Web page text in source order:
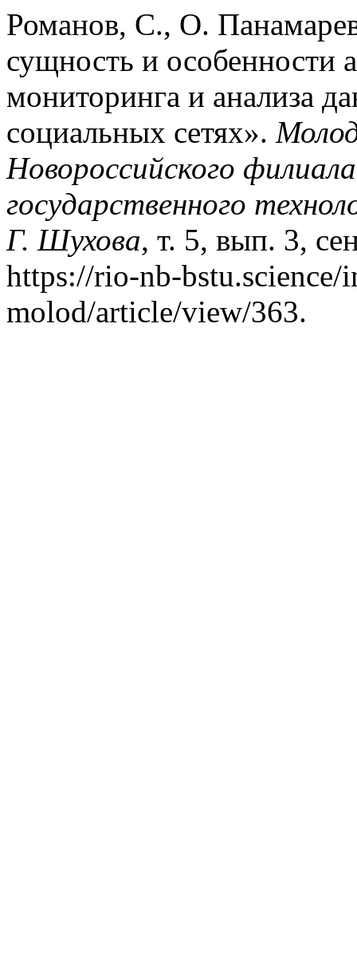
Романов, С., О.
сущность и особенности
мониторинга и анализа
социальных сетях».
Новороссийского
государственного
Г. Шухова, т. 5, вып. 3,
https://rio-nb-bstu.science/
molod/article/view/363.